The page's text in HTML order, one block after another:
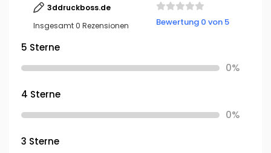
3ddruckboss.de
Insgesamt 0 Rezensionen
Bewertung 0 von 5
5 Sterne
0%
4 Sterne
0%
3 Sterne